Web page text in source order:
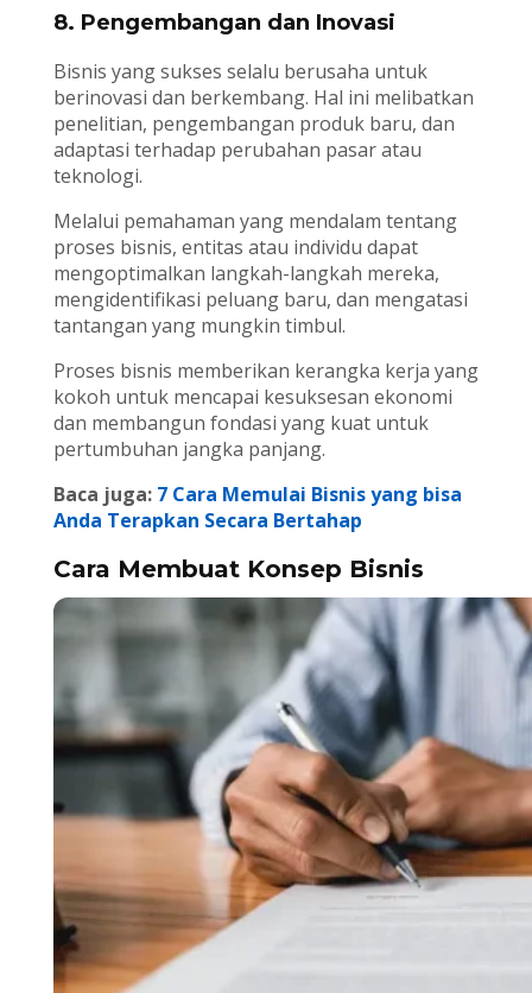
8. Pengembangan dan Inovasi
Bisnis yang sukses selalu berusaha untuk
berinovasi dan berkembang. Hal ini melibatkan
penelitian, pengembangan produk baru, dan
adaptasi terhadap perubahan pasar atau
teknologi.
Melalui pemahaman yang mendalam tentang
proses bisnis, entitas atau individu dapat
mengoptimalkan langkah-langkah mereka,
mengidentifikasi peluang baru, dan mengatasi
tantangan yang mungkin timbul.
Proses bisnis memberikan kerangka kerja yang
kokoh untuk mencapai kesuksesan ekonomi
dan membangun fondasi yang kuat untuk
pertumbuhan jangka panjang.
Baca juga: 7 Cara Memulai Bisnis yang bisa
Anda Terapkan Secara Bertahap
Cara Membuat Konsep Bisnis